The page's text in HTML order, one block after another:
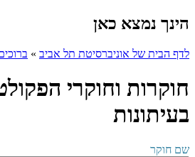
הינך נמצא כאן
לדף הבית של אוניברסיטת תל אביב »
חוקרות וחוקרי
בעיתונות
שם חוקר